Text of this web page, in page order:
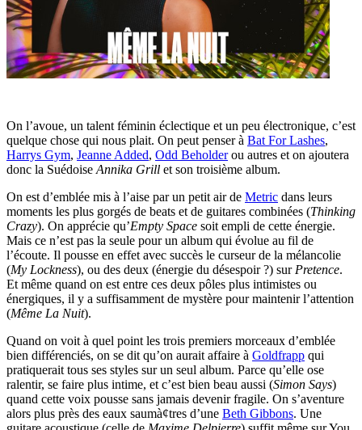
On l’avoue, un talent féminin éclectique et un peu électronique, c’est
quelque chose qui nous plait. On peut penser à Bat For Lashes,
Harrys Gym, Jeanne Added, Odd Beholderou autres et on ajoutera
donc la Suédoise Annika Grill et son troisième album.
On est d’emblée mis à l’aise par un petit air de Metric dans leurs
moments les plus gorgés de beats et de guitares combinées (Thinking
Crazy). On apprécie qu’Empty Space soit empli de cette énergie.
Mais ce n’est pas la seule pour un album qui évolue au fil de
l’écoute. Il pousse en effet avec succès le curseur de la mélancolie
(My Lockness), ou des deux (énergie du désespoir ?) sur Pretence.
Et même quand on est entre ces deux pôles plus intimistes ou
énergiques, il y a suffisamment de mystère pour maintenir l’attention
(Même La Nuit).
Quand on voit à quel point les trois premiers morceaux d’emblée
bien différenciés, on se dit qu’on aurait affaire à Goldfrapp qui
pratiquerait tous ses styles sur un seul album. Parce qu’elle ose
ralentir, se faire plus intime, et c’est bien beau aussi (Simon Says)
quand cette voix pousse sans jamais devenir fragile. On s’aventure
alors plus près des eaux saumà¢tres d’une Beth Gibbons. Une